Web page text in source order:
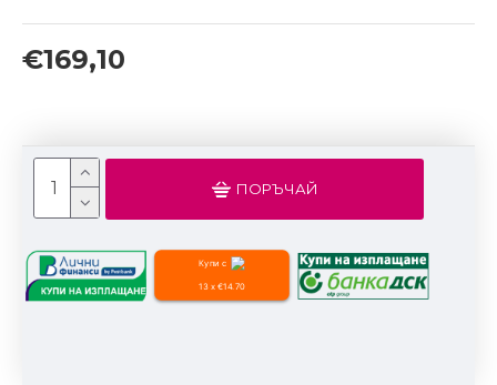
€169,10
ПОРЪЧАЙ
Купи с
13 x €14.70